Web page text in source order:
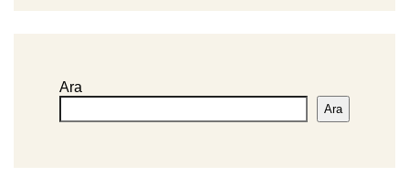
Ara
Ara